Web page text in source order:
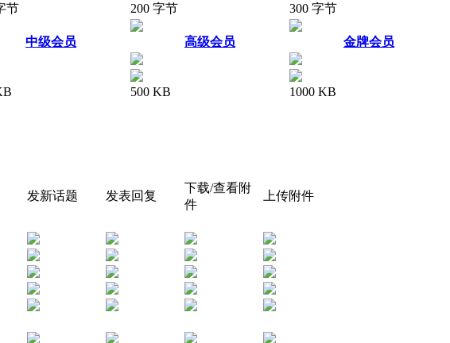
节 200 字节
300 字节
中级会员 高级会员
金牌会员
500 KB 1000 KB
发新话题 发表回复
下载/查看附
件
上传附件